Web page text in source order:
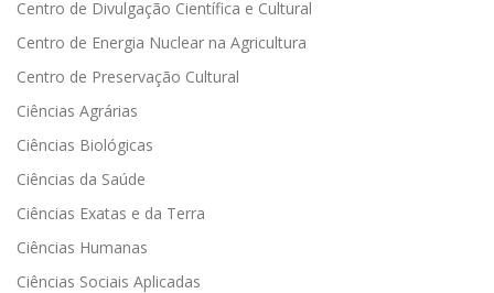
Centro de Divulgação Científica e Cultural
Centro de Energia Nuclear na Agricultura
Centro de Preservação Cultural
Ciências Agrárias
Ciências Biológicas
Ciências da Saúde
Ciências Exatas e da Terra
Ciências Humanas
Ciências Sociais Aplicadas